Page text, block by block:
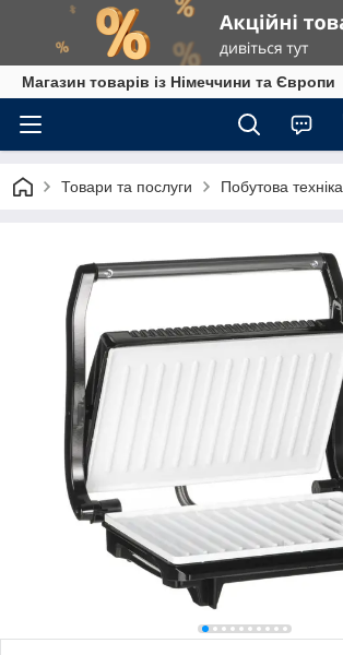
Магазин товарів із Німеччини та Європи
Товари та послуги Побутова техніка